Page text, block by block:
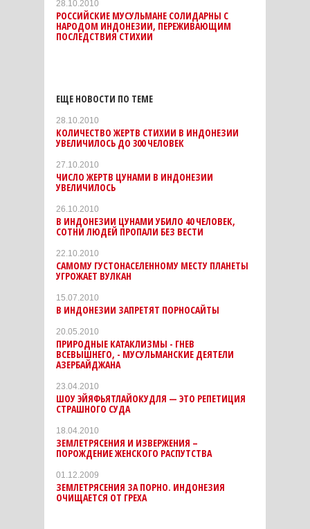
28.10.2010
РОССИЙСКИЕ МУСУЛЬМАНЕ СОЛИДАРНЫ С
НАРОДОМ ИНДОНЕЗИИ, ПЕРЕЖИВАЮЩИМ
ПОСЛЕДСТВИЯ СТИХИИ
ЕЩЕ НОВОСТИ ПО ТЕМЕ
28.10.2010
КОЛИЧЕСТВО ЖЕРТВ СТИХИИ В ИНДОНЕЗИИ
УВЕЛИЧИЛОСЬ ДО 300 ЧЕЛОВЕК
27.10.2010
ЧИСЛО ЖЕРТВ ЦУНАМИ В ИНДОНЕЗИИ
УВЕЛИЧИЛОСЬ
26.10.2010
В ИНДОНЕЗИИ ЦУНАМИ УБИЛО 40 ЧЕЛОВЕК,
СОТНИ ЛЮДЕЙ ПРОПАЛИ БЕЗ ВЕСТИ
22.10.2010
САМОМУ ГУСТОНАСЕЛЕННОМУ МЕСТУ ПЛАНЕТЫ
УГРОЖАЕТ ВУЛКАН
15.07.2010
В ИНДОНЕЗИИ ЗАПРЕТЯТ ПОРНОСАЙТЫ
20.05.2010
ПРИРОДНЫЕ КАТАКЛИЗМЫ - ГНЕВ
ВСЕВЫШНЕГО, - МУСУЛЬМАНСКИЕ ДЕЯТЕЛИ
АЗЕРБАЙДЖАНА
23.04.2010
ШОУ ЭЙЯФЬЯТЛАЙОКУДЛЯ — ЭТО РЕПЕТИЦИЯ
СТРАШНОГО СУДА
18.04.2010
ЗЕМЛЕТРЯСЕНИЯ И ИЗВЕРЖЕНИЯ –
ПОРОЖДЕНИЕ ЖЕНСКОГО РАСПУТСТВА
01.12.2009
ЗЕМЛЕТРЯСЕНИЯ ЗА ПОРНО. ИНДОНЕЗИЯ
ОЧИЩАЕТСЯ ОТ ГРЕХА